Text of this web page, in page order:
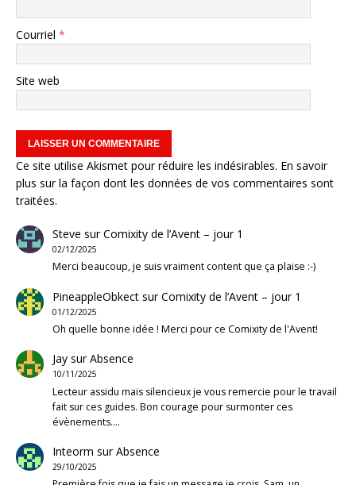
Courriel *
Site web
Ce site utilise Akismet pour réduire les indésirables. En savoir
plus sur la façon dont les données de vos commentaires sont
traitées.
Steve surComixity de l’Avent – jour 1
02/12/2025
Merci beaucoup, je suis vraiment content que ça plaise :-)
PineappleObkectsurComixity de l’Avent – jour 1
01/12/2025
Oh quelle bonne idée ! Merci pour ce Comixity de l'Avent!
JaysurAbsence
10/11/2025
Lecteur assidu mais silencieux je vous remercie pour le travail
fait sur ces guides. Bon courage pour surmonter ces
évènements.…
Inteorm surAbsence
29/10/2025